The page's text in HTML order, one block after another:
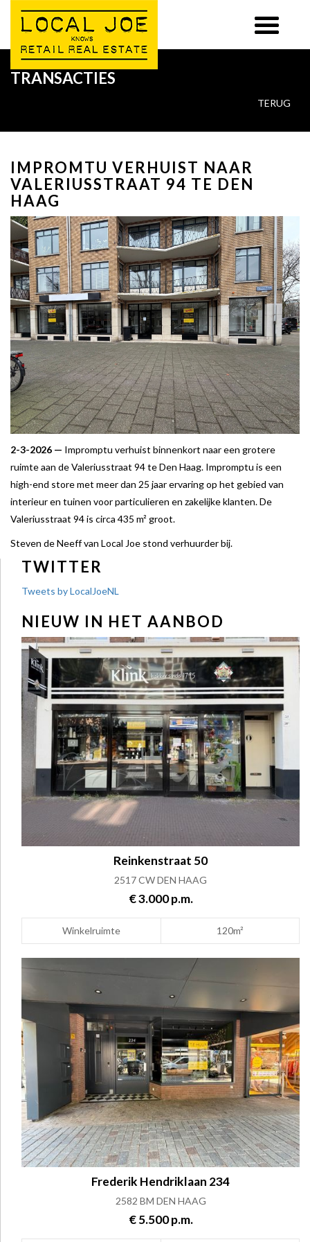
TRANSACTIES
TERUG
IMPROMTU VERHUIST NAAR
VALERIUSSTRAAT 94 TE DEN
HAAG
2-3-2026 — Impromptu verhuist binnenkort naar een grotere
ruimte aan de Valeriusstraat 94 te Den Haag. Impromptu is een
high-end store met meer dan 25 jaar ervaring op het gebied van
interieur en tuinen voor particulieren en zakelijke klanten. De
Valeriusstraat 94 is circa 435 m² groot.
Steven de Neeff van Local Joe stond verhuurder bij.
TWITTER
Tweets by LocalJoeNL
NIEUW IN HET AANBOD
Reinkenstraat 50
2517 CW DEN HAAG
€ 3.000 p.m.
Winkelruimte 120m²
Frederik Hendriklaan 234
2582 BM DEN HAAG
€ 5.500 p.m.